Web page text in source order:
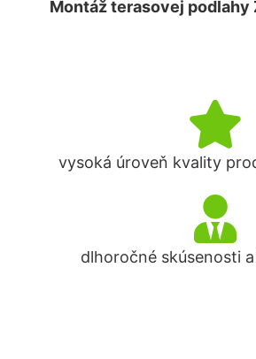
Montáž terasovej podlahy
vysoká úroveň kvality
dlhoročné skúsenosti